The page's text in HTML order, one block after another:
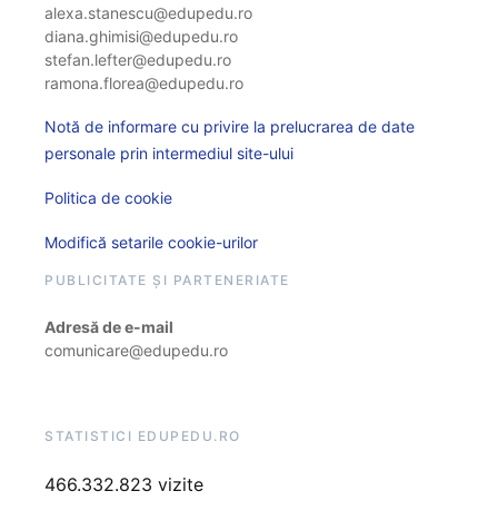
alexa.stanescu@edupedu.ro
diana.ghimisi@edupedu.ro
stefan.lefter@edupedu.ro
ramona.florea@edupedu.ro
Notă de informare cu privire la prelucrarea de date
personale prin intermediul site-ului
Politica de cookie
Modifică setarile cookie-urilor
PUBLICITATE ȘI PARTENERIATE
Adresă de e-mail
comunicare@edupedu.ro
STATISTICI EDUPEDU.RO
466.332.823 vizite